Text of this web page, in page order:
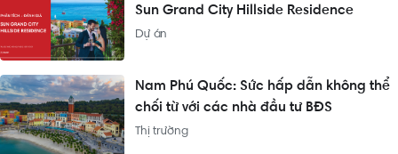
Sun Grand City Hillside Residence
Dự án
Nam Phú Quốc: Sức hấp dẫn không thể
chối từ với các nhà đầu tư BĐS
Thị trường